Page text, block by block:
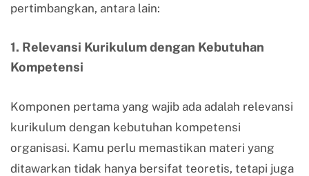
pertimbangkan, antara lain:
1. Relevansi Kurikulum dengan Kebutuhan
Kompetensi
Komponen pertama yang wajib ada adalah relevansi
kurikulum dengan kebutuhan kompetensi
organisasi. Kamu perlu memastikan materi yang
ditawarkan tidak hanya bersifat teoretis, tetapi juga